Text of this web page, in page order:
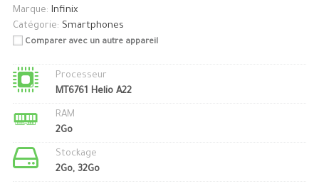
Marque: Infinix
Catégorie: Smartphones
Comparer avec un autre appareil
Processeur
MT6761 Helio A22
RAM
2Go
Stockage
2Go, 32Go